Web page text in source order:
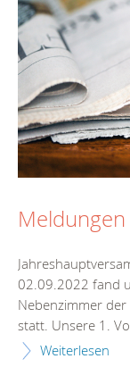
Meldungen
02.09.2022 fand
Nebenzimmer
statt. Unsere 1.
Weiterlesen